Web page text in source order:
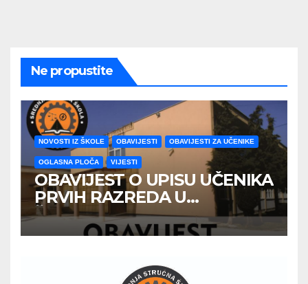
Ne propustite
NOVOSTI IZ ŠKOLE OBAVIJESTI OBAVIJESTI ZA UČENIKE
OGLASNA PLOČA VIJESTI
OBAVIJEST O UPISU UČENIKA
PRVIH RAZREDA U
ŠKOLSKOJ 2026/2027
GODINE